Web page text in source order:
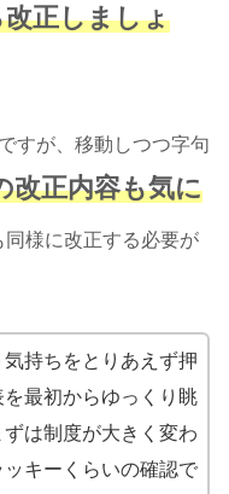
正しましょ
すが、移動しつつ字句
改正内容も気に
同様に改正する必要が
気持ちをとりあえず押
最初からゆっくり眺
は制度が大きく変わ
キーくらいの確認で